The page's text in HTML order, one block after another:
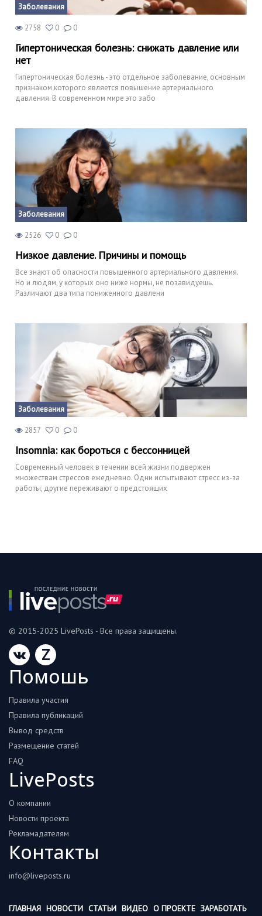
Заболевания
2758 0 0
Гипертоническая болезнь: снижать давление или
нет
Гипертоническая болезнь - это отдельное заболевание, основным
признаком которого является повышение артериального
давления. В современном мире это забо
Заболевания
2526 0 0
Низкое давление. Причины и помощь
Все знают об опасности повышенного артериального давления.
Но и людям, у которых оно ниже нормы, не позавидуешь.
Различают два типа пониженного давлени
Заболевания
2857 0 0
Insomnia: как бороться с бессонницей
Современный человек в течении всей жизни подвержен
множествам стрессов ежедневно. Одни испытывают стресс из-за
работы, другие переживают о предстоящих
© 2015-2025 LivePosts - Все права защищены.
Z
Помошь
Правила участия
Правила публикаций
Вывод средств
Размещение статей
FAQ
LivePosts
О компании
Новости проекта
Рекламадателям
Контакты
info@liveposts.ru
ГЛАВНАЯ НОВОСТИ СТАТЬИ ВИДЕО О ПРОЕКТЕ ЗАРАБОТАТЬ